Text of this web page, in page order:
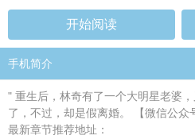
开始阅读
手机简介
" 重生后，林奇有了一个大明星老婆
了，不过，却是假离婚。 【微信公众
最新章节推荐地址：